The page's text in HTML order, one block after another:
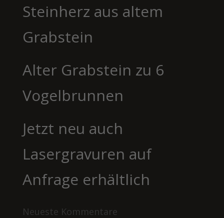
Steinherz aus altem
Grabstein
Alter Grabstein zu 6
Vogelbrunnen
Jetzt neu auch
Lasergravuren auf
Anfrage erhältlich
Neueste Kommentare